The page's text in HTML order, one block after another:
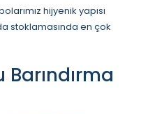
hijyenik yapısı
stoklamasında en çok